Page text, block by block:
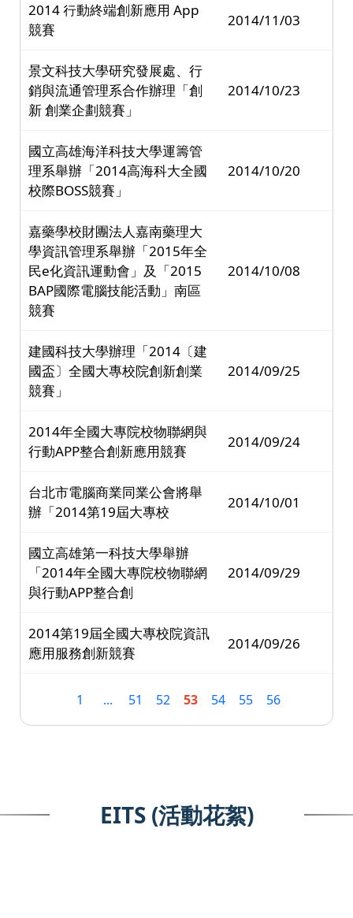
2014 行動終端創新應用 App
競賽
2014/11/03
景文科技大學研究發展處、行
銷與流通管理系合作辦理「創
新 創業企劃競賽」
2014/10/23
國立高雄海洋科技大學運籌管
理系舉辦「2014高海科大全國
校際BOSS競賽」
2014/10/20
嘉藥學校財團法人嘉南藥理大
學資訊管理系舉辦「2015年全
民e化資訊運動會」及「2015
BAP國際電腦技能活動」南區
競賽
2014/10/08
建國科技大學辦理「2014〔建
國盃〕全國大專校院創新創業
競賽」
2014/09/25
2014年全國大專院校物聯網與
行動APP整合創新應用競賽
2014/09/24
台北市電腦商業同業公會將舉
辦「2014第19屆大專校
2014/10/01
國立高雄第一科技大學舉辦
「2014年全國大專院校物聯網
與行動APP整合創
2014/09/29
2014第19屆全國大專校院資訊
應用服務創新競賽
2014/09/26
1 ... 51 52 53 54 55 56
EITS (活動花絮)